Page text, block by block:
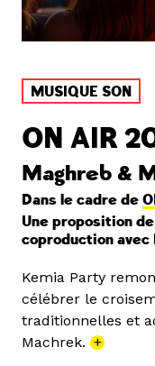
MUSIQUE SON
ON AIR
Maghreb &
Dans le cadre de
Une proposition
coproduction avec
Kemia Party
célébrer le
traditionnelles et
Machrek. +